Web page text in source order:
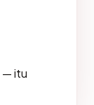
— itu